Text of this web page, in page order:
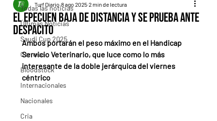
Todas las noticias
Últimas Noticias
Saudi Cup 2025
Carreras
Bloodstock
Internacionales
Nacionales
Cria
El Epecuen baja de distancia y se prueba ante
Despacito
Turf Diario 8 ago 2025 2 min de lectura
Ambos portarán el peso máximo en el Handicap
Servicio Veterinario, que luce como lo más
interesante de la doble jerárquica del viernes
céntrico